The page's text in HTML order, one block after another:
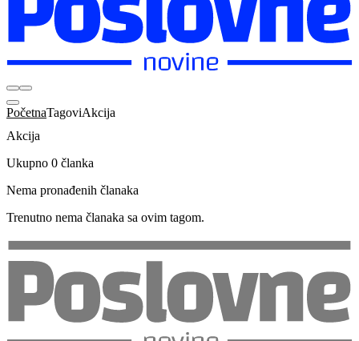
PočetnaTagoviAkcija
Akcija
Ukupno 0 članka
Nema pronađenih članaka
Trenutno nema članaka sa ovim tagom.